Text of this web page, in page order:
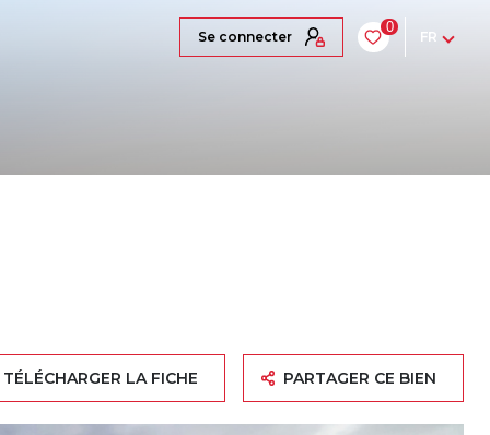
se connecter
0
FR
TÉLÉCHARGER LA FICHE PARTAGER CE BIEN